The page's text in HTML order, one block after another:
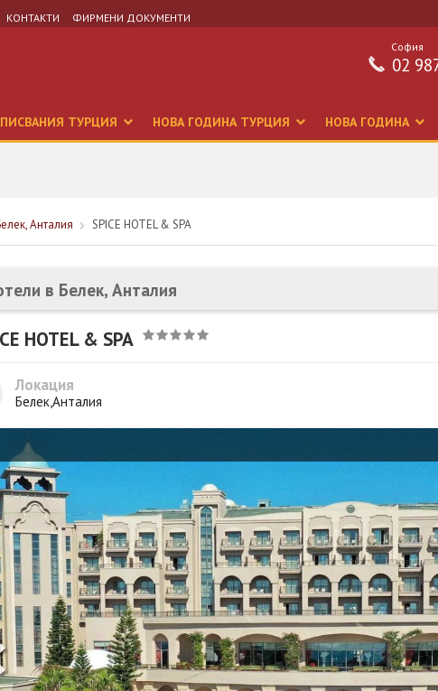
КОНТАКТИ ФИРМЕНИ ДОКУМЕНТИ
София
02
ТУРЦИЯ НОВА ГОДИНА ТУРЦИЯ НОВА ГОДИНА
Анталия SPICE HOTEL & SPA
в Белек, Анталия
HOTEL & SPA
Локация
Белек,Анталия